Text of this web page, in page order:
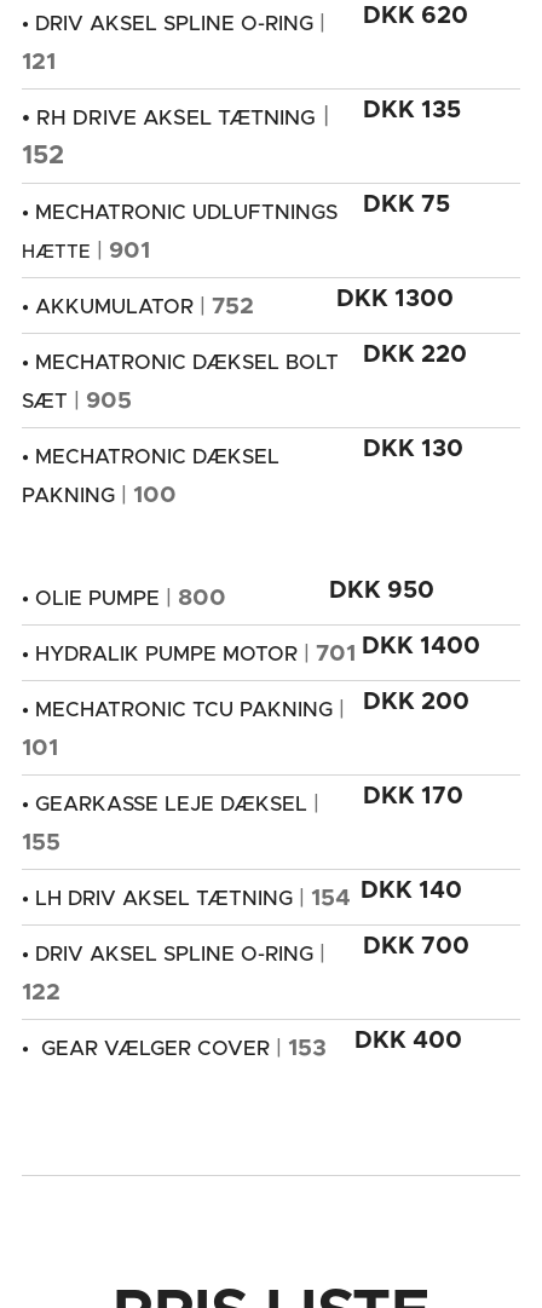
• DRIV AKSEL SPLINE O-RING
121
DKK 620
• RH DRIVE AKSEL TÆTNING
152
DKK 135
• MECHATRONIC UDLUFTNINGS
HÆTTE 901
DKK 75
• AKKUMULATOR 752 DKK 1300
• MECHATRONIC DÆKSEL BOLT
SÆT
905
DKK 220
• MECHATRONIC DÆKSEL
PAKNING
100
DKK 130
• OLIE PUMPE 800 DKK 950
• HYDRALIK PUMPE MOTOR 701 DKK 1400
• MECHATRONIC TCU PAKNING
101
DKK 200
• GEARKASSE LEJE DÆKSEL
155
DKK 170
• LH DRIV AKSEL TÆTNING 154 DKK 140
• DRIV AKSEL SPLINE O-RING
122
DKK 700
• GEAR VÆLGER COVER 153 DKK 400